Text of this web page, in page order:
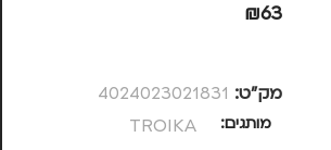
₪63
מק”ט: 4024023021831
מותגים TROIKA